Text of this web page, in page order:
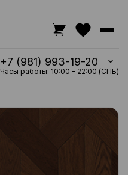
+7 (981) 993-19-20
Часы работы: 10:00 - 22:00 (СПБ)